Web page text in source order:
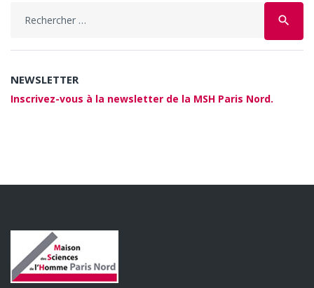
search
NEWSLETTER
Inscrivez-vous à la newsletter de la MSH Paris Nord.